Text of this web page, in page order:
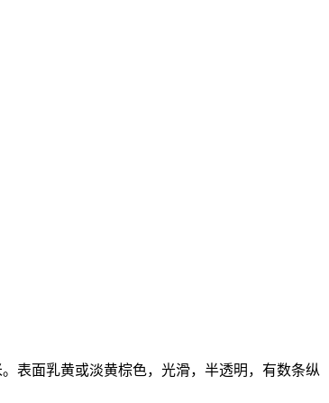
表面乳黄或淡黄棕色，光滑，半透明，有数条纵